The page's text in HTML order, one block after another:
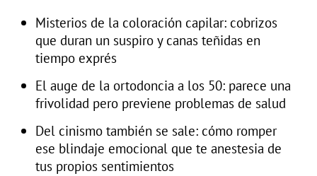
Misterios de la coloración capilar: cobrizos
que duran un suspiro y canas teñidas en
tiempo exprés
El auge de la ortodoncia a los 50: parece una
frivolidad pero previene problemas de salud
Del cinismo también se sale: cómo romper
ese blindaje emocional que te anestesia de
tus propios sentimientos